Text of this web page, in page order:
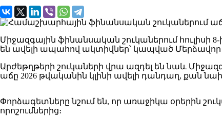
Միջազգային ֆինանսական շուկաներում հուլիսի
են ավելի ապահով ակտիվներ՝ կապված Մերձավոր
Արժեթղթերի շուկաների վրա ազդել են նաև
աճը 2026 թվականին կլինի ավելի դանդաղ, քան
Փորձագետները նշում են, որ առաջիկա օրերին
որոշումներից։